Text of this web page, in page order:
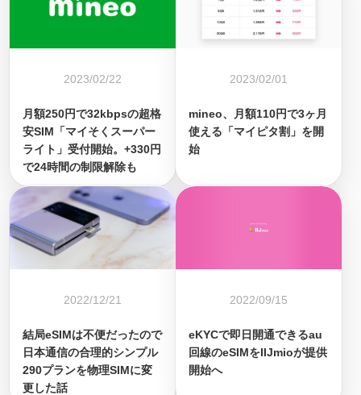
2023/02/22
月額250円で32kbpsの超格
安SIM「マイそくスーパー
ライト」受付開始。+330円
で24時間の制限解除も
2023/02/01
mineo、月額110円で3ヶ月
使える「マイピタ割」を開
始
2022/12/21
結局eSIMは不便だったので
日本通信の合理的シンプル
290プランを物理SIMに変
更した話
2022/09/15
eKYCで即日開通できるau
回線のeSIMをIIJmioが提供
開始へ